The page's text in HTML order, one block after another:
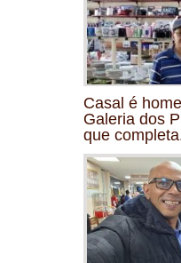
Casal é
Galeria dos
que